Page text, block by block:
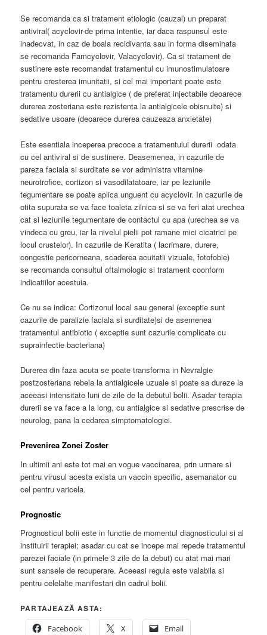
Se recomanda ca si tratament etiologic (cauzal) un preparat
antiviral( acyclovir-de prima intentie, iar daca raspunsul este
inadecvat, in caz de boala recidivanta sau in forma diseminata
se recomanda Famcyclovir, Valacyclovir). Ca si tratament de
sustinere este recomandat tratamentul cu imunostimulatoare
pentru cresterea imunitatii, si cel mai important poate este
tratamentu durerii cu antialgice ( de preferat injectabile deoarece
durerea zosteriana este rezistenta la antialgicele obisnuite) si
sedative usoare (deoarece durerea cauzeaza anxietate)
Este esentiala inceperea precoce a tratamentului durerii odata
cu cel antiviral si de sustinere. Deasemenea, in cazurile de
pareza faciala si surditate se vor administra vitamine
neurotrofice, cortizon si vasodilatatoare, iar pe leziunile
tegumentare se poate aplica unguent cu acyclovir. In cazurile de
otita supurata se va face toaleta zilnica si se va feri atat urechea
cat si leziunile tegumentare de contactul cu apa (urechea se va
vindeca cu greu, iar la nivelul pielii pot ramane mici cicatrici pe
locul crustelor). In cazurile de Keratita ( lacrimare, durere,
congestie pericorneana, scaderea acuitatii vizuale, fotofobie)
se recomanda consultul oftalmologic si tratament coonform
indicatiilor acestuia.
Ce nu se indica: Cortizonul local sau general (exceptie sunt
cazurile de paralizie faciala si surditate)si de asemenea
tratamentul antibiotic ( exceptie sunt cazurile complicate cu
suprainfectie bacteriana)
Durerea din faza acuta se poate transforma in Nevralgie
postzosteriana rebela la antialgicele uzuale si poate sa dureze la
aceeasi intensitate luni de zile de la debutul bolii. Asadar terapia
durerii se va face a la long, cu antialgice si sedative prescrise de
neurolog, pana la cedarea simptomatologiei.
Prevenirea Zonei Zoster
In ultimii ani este tot mai en vogue vaccinarea, prin urmare si
pentru virusul acesta exista un vaccin specific, asemanator cu
cel pentru varicela.
Prognostic
Prognosticul bolii este in functie de momentul diagnosticului si al
instituirii terapiei; asadar cu cat se incepe mai repede tratamentul
parezei faciale (in primele 3 zile de la debut) cu atat mai mari
sunt sansele de recuperare. Aceeasi regula este valabila si
pentru celelalte manifestari din cadrul bolii.
PARTAJEAZĂ ASTA:
Facebook
X Email